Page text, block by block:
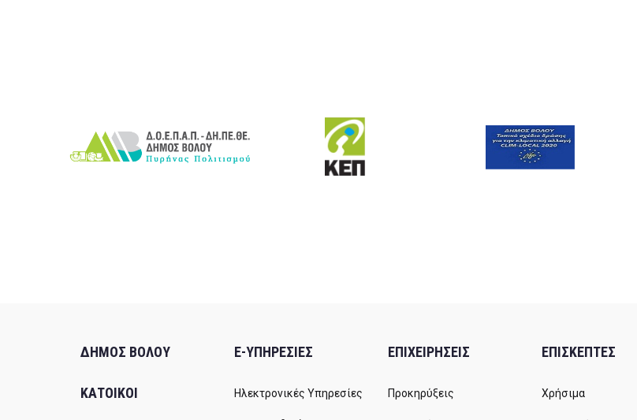
ΔΗΜΟΣ ΒΟΛΟΥ
ΚΑΤΟΙΚΟΙ
E-ΥΠΗΡΕΣΙΕΣ
Ηλεκτρονικές Υπηρεσίες
ΕΠΙΧΕΙΡΗΣΕΙΣ
Προκηρύξεις
ΕΠΙΣΚΕΠΤΕΣ
Χρήσιμα